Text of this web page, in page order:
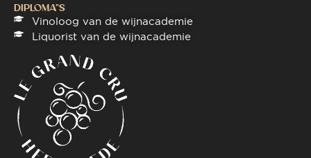
DIPLOMA"S
Vinoloog van de wijnacademie
Liquorist van de wijnacademie